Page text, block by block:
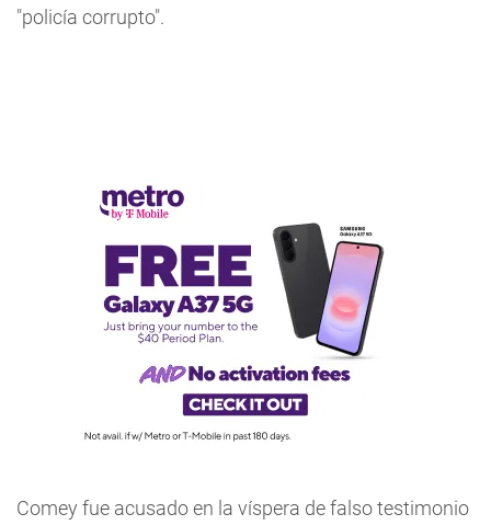
"policía corrupto".
Comey fue acusado en la víspera de falso testimonio